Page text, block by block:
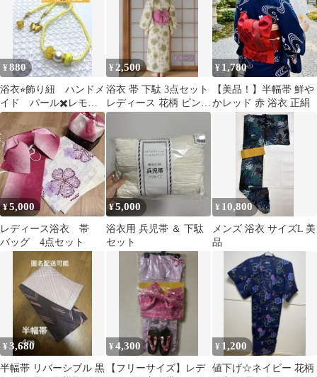
¥880
浴衣⭐︎飾り紐 ハンドメ
イド パール✖️レモン
イエロー 爽やか 可
愛い
¥ 2,500
浴衣 帯 下駄 3点セット
レディース 花柄 ピンク
夏祭り 花火大会
¥ 1,780
【美品！】半幅帯 鮮や
かレッド 赤 浴衣 正絹
¥5,000
レディース浴衣 帯
バッグ 4点セット
¥5,000
浴衣用 兵児帯 ＆ 下駄
セット
¥ 10,800
メンズ 浴衣 サイズL 美
品
¥3,680
半幅帯 リバーシブル 黒
¥4,300
【フリーサイズ】レデ
¥ 1,200
値下げ☆ネイビー 花柄